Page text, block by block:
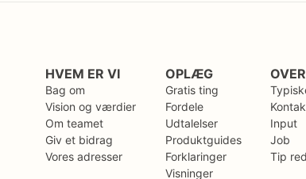
HVEM ER VI
Bag om
Vision og værdier
Om teamet
Giv et bidrag
Vores adresser
OPLÆG
Gratis ting
Fordele
Udtalelser
Produktguides
Forklaringer
Visninger
Input
Job
Tip